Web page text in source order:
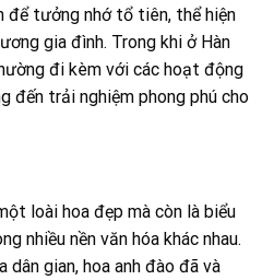
để tưởng nhớ tổ tiên, thể hiện
gia đình. Trong khi ở Hàn
đi kèm với các hoạt động
đến trải nghiệm phong phú cho
loài hoa đẹp mà còn là biểu
nhiều nền văn hóa khác nhau.
gian, hoa anh đào đã và